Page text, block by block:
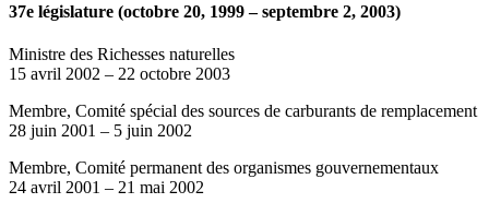
37e législature (octobre 20, 1999 – septembre 2, 2003)
Ministre des Richesses naturelles
15 avril 2002 – 22 octobre 2003
Membre, Comité spécial des sources de carburants de remplacement
28 juin 2001 – 5 juin 2002
Membre, Comité permanent des organismes gouvernementaux
24 avril 2001 – 21 mai 2002